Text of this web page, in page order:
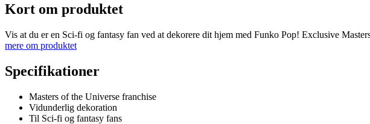
Kort om produktet
Vis at du er en Sci-fi og fantasy fan ved at dekorere dit hjem med Funko Pop! Exclusive
mere om produktet
Specifikationer
Masters of the Universe franchise
Vidunderlig dekoration
Til Sci-fi og fantasy fans